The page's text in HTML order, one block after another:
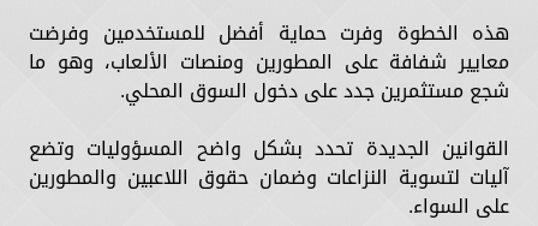
هذه الخطوة وفرت حماية أفضل للمستخدمين وفرضت
معايير شفافة على المطورين ومنصات الألعاب، وهو ما
شجع مستثمرين جدد على دخول السوق المحلي.
القوانين الجديدة تحدد بشكل واضح المسؤوليات وتضع
آليات لتسوية النزاعات وضمان حقوق اللاعبين والمطورين
على السواء.